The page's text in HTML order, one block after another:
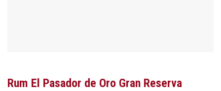
Rum El Pasador de Oro Gran Reserva